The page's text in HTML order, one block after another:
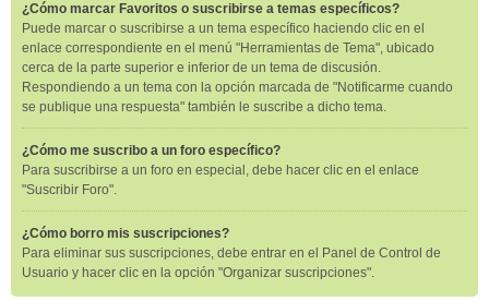
¿Cómo marcar Favoritos o suscribirse a temas específicos?
Puede marcar o suscribirse a un tema específico haciendo clic en el
enlace correspondiente en el menú "Herramientas de Tema", ubicado
cerca de la parte superior e inferior de un tema de discusión.
Respondiendo a un tema con la opción marcada de "Notificarme cuando
se publique una respuesta" también le suscribe a dicho tema.
¿Cómo me suscribo a un foro específico?
Para suscribirse a un foro en especial, debe hacer clic en el enlace
"Suscribir Foro".
¿Cómo borro mis suscripciones?
Para eliminar sus suscripciones, debe entrar en el Panel de Control de
Usuario y hacer clic en la opción "Organizar suscripciones".